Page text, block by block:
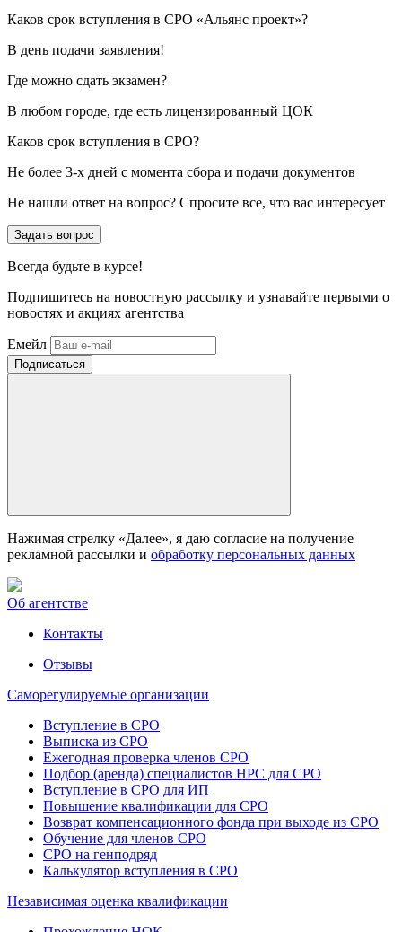
Каков срок вступления в СРО «Альянс проект»?
В день подачи заявления!
Где можно сдать экзамен?
В любом городе, где есть лицензированный ЦОК
Каков срок вступления в СРО?
Не более 3-х дней с момента сбора и подачи документов
Не нашли ответ на вопрос? Спросите все, что вас интересует
Задать вопрос
Всегда будьте в курсе!
Подпишитесь на новостную рассылку и узнавайте первыми о
новостях и акциях агентства
Емейл
Нажимая стрелку «Далее», я даю согласие на получение
рекламной рассылки и обработку персональных данных
Об агентстве
Контакты
Отзывы
Саморегулируемые организации
Вступление в СРО
Выписка из СРО
Ежегодная проверка членов СРО
Подбор (аренда) специалистов НРС для СРО
Вступление в СРО для ИП
Повышение квалификации для СРО
Возврат компенсационного фонда при выходе из СРО
Обучение для членов СРО
СРО на генподряд
Калькулятор вступления в СРО
Независимая оценка квалификации